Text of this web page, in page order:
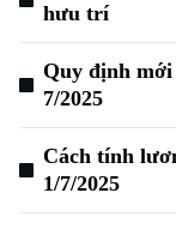
hưu trí
Quy định
7/2025
Cách tính
1/7/2025